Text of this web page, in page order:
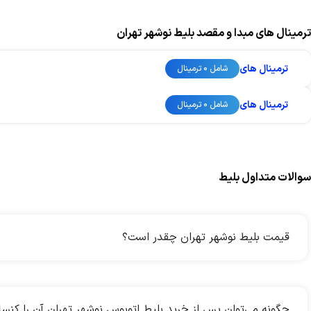
ترمینال های مبدا و مقصد بلیط نوشهر تهران
ترمینال های شامل 0 ترمینال
ترمینال های شامل 0 ترمینال
سوالات متداول بلیط
قیمت بلیط نوشهر تهران چقدر است؟